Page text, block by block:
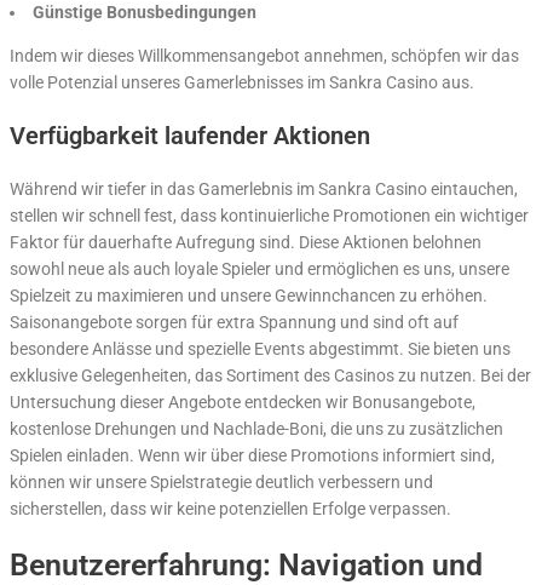
Günstige Bonusbedingungen
Indem wir dieses Willkommensangebot annehmen, schöpfen wir das
volle Potenzial unseres Gamerlebnisses im Sankra Casino aus.
Verfügbarkeit laufender Aktionen
Während wir tiefer in das Gamerlebnis im Sankra Casino eintauchen,
stellen wir schnell fest, dass kontinuierliche Promotionen ein wichtiger
Faktor für dauerhafte Aufregung sind. Diese Aktionen belohnen
sowohl neue als auch loyale Spieler und ermöglichen es uns, unsere
Spielzeit zu maximieren und unsere Gewinnchancen zu erhöhen.
Saisonangebote sorgen für extra Spannung und sind oft auf
besondere Anlässe und spezielle Events abgestimmt. Sie bieten uns
exklusive Gelegenheiten, das Sortiment des Casinos zu nutzen. Bei der
Untersuchung dieser Angebote entdecken wir Bonusangebote,
kostenlose Drehungen und Nachlade-Boni, die uns zu zusätzlichen
Spielen einladen. Wenn wir über diese Promotions informiert sind,
können wir unsere Spielstrategie deutlich verbessern und
sicherstellen, dass wir keine potenziellen Erfolge verpassen.
Benutzererfahrung: Navigation und